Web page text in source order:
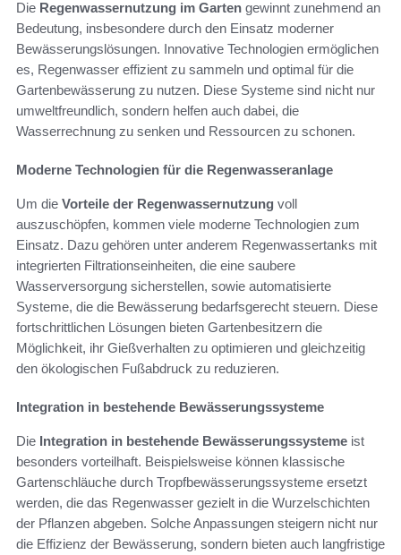
Die Regenwassernutzung im Garten gewinnt zunehmend an
Bedeutung, insbesondere durch den Einsatz moderner
Bewässerungslösungen. Innovative Technologien ermöglichen
es, Regenwasser effizient zu sammeln und optimal für die
Gartenbewässerung zu nutzen. Diese Systeme sind nicht nur
umweltfreundlich, sondern helfen auch dabei, die
Wasserrechnung zu senken und Ressourcen zu schonen.
Moderne Technologien für die Regenwasseranlage
Um die Vorteile der Regenwassernutzung voll
auszuschöpfen, kommen viele moderne Technologien zum
Einsatz. Dazu gehören unter anderem Regenwassertanks mit
integrierten Filtrationseinheiten, die eine saubere
Wasserversorgung sicherstellen, sowie automatisierte
Systeme, die die Bewässerung bedarfsgerecht steuern. Diese
fortschrittlichen Lösungen bieten Gartenbesitzern die
Möglichkeit, ihr Gießverhalten zu optimieren und gleichzeitig
den ökologischen Fußabdruck zu reduzieren.
Integration in bestehende Bewässerungssysteme
Die Integration in bestehende Bewässerungssysteme ist
besonders vorteilhaft. Beispielsweise können klassische
Gartenschläuche durch Tropfbewässerungssysteme ersetzt
werden, die das Regenwasser gezielt in die Wurzelschichten
der Pflanzen abgeben. Solche Anpassungen steigern nicht nur
die Effizienz der Bewässerung, sondern bieten auch langfristige